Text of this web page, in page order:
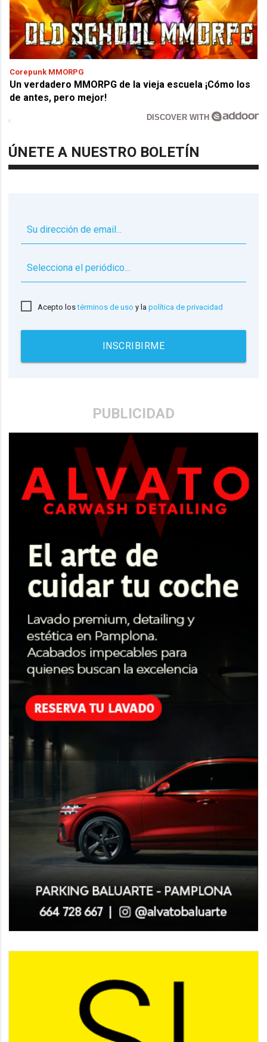
Corepunk MMORPG
Un verdadero MMORPG de la vieja escuela ¡Cómo los
de antes, pero mejor!
DISCOVER WITH
ÚNETE A NUESTRO BOLETÍN
Acepto lostérminos de uso y lapolítica de privacidad
INSCRIBIRME
PUBLICIDAD